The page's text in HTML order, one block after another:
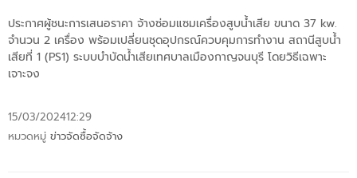
ประกาศผู้ชนะการเสนอราคา จ้างซ่อมแซมเครื่องสูบน้ำเสีย ขนาด 37 kw.
จำนวน 2 เครื่อง พร้อมเปลี่ยนชุดอุปกรณ์ควบคุมการทำงาน สถานีสูบน้ำ
เสียที่ 1 (PS1) ระบบบำบัดน้ำเสียเทศบาลเมืองกาญจนบุรี โดยวิธีเฉพาะ
เจาะจง
15/03/202412:29
หมวดหมู่ ข่าวจัดซื้อจัดจ้าง